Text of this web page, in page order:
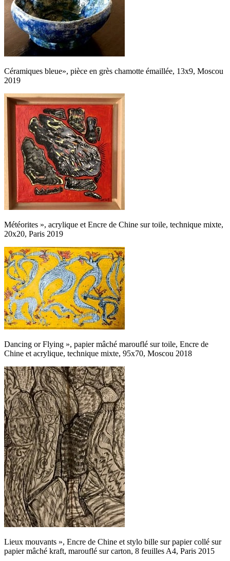
Céramiques bleue», pièce en grès chamotte émaillée, 13x9, Moscou
2019
Météorites », acrylique et Encre de Chine sur toile, technique mixte,
20x20, Paris 2019
Dancing or Flying », papier mâché marouflé sur toile, Encre de
Chine et acrylique, technique mixte, 95x70, Moscou 2018
Lieux mouvants », Encre de Chine et stylo bille sur papier collé sur
papier mâché kraft, marouflé sur carton, 8 feuilles A4, Paris 2015